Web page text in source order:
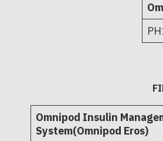
Omnipod Insulin
System(Omnipod Eros)